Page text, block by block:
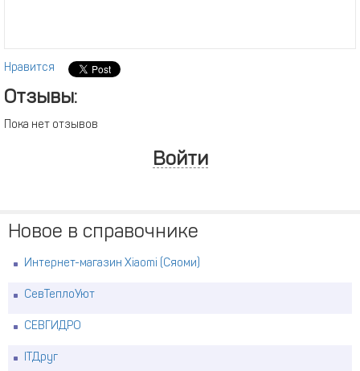
Нравится
Отзывы:
Пока нет отзывов
Войти
Новое в справочнике
Интернет-магазин Xiaomi (Сяоми)
СевТеплоУют
СЕВГИДРО
ITДруг